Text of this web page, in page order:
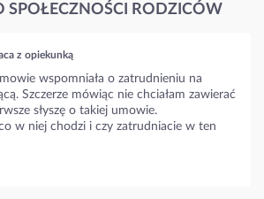
SPOŁECZNOŚCI RODZICÓW
o zatrudnieniu na
nie chciałam zawierać
takiej umowie.
i czy zatrudniacie w ten